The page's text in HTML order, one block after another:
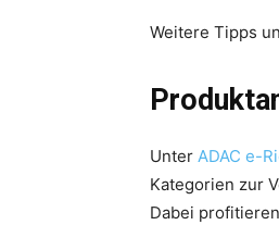
Weitere Tipps
Unter ADAC e-
Kategorien zur
Dabei